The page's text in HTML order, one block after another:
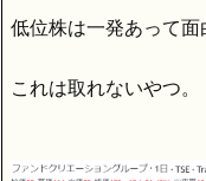
低位株は一発あって面
これは取れないやつ。